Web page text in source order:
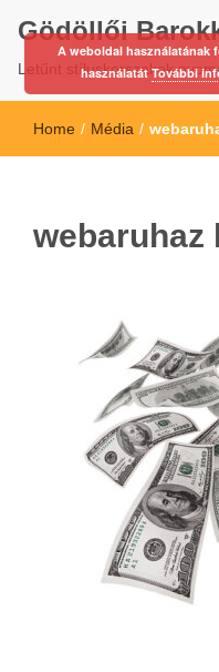
Gödöllői
Letűnt stíluskorszakok
Home / Média /
webaruhaz
A weboldal használatának
használatátTovábbi